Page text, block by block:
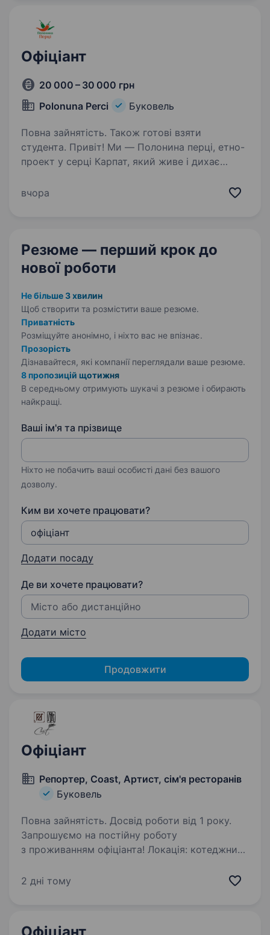
Офіціант
20 000 – 30 000 грн
Polonuna Perci
Буковель
Повна зайнятість. Також готові взяти
студента. Привіт! Ми — Полонина перці, етно-
проект у серці Карпат, який живе і дихає
працювати там, де кожен день наповнений
вчора
Резюме — перший крок до
нової роботи
Не більше 3 хвилин
Щоб створити та розмістити ваше резюме.
Приватність
Розміщуйте анонімно, і ніхто вас не впізнає.
Прозорість
Дізнавайтеся, які компанії переглядали ваше резюме.
8 пропозицій щотижня
В середньому отримують шукачі з резюме і обирають
найкращі.
Ваші ім'я та прізвище
Ніхто не побачить ваші особисті дані без вашого
дозволу.
Ким ви хочете працювати?
Додати посаду
Де ви хочете працювати?
Додати місто
Продовжити
Офіціант
Репортер, Coast, Артист, сім'я ресторанів
Буковель
Повна зайнятість. Досвід роботи від 1 року.
Запрошуємо на постійну роботу
з проживанням офіціанта! Локація: котеджний
Умови для вас: 1000 грн
2 дні тому